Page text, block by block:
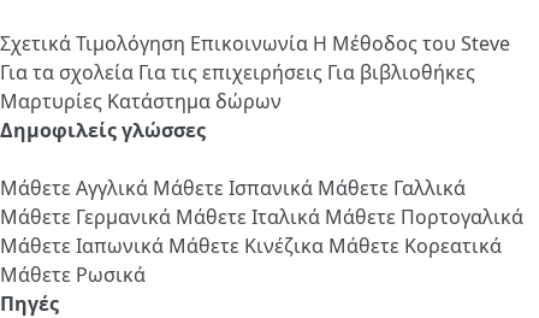
ΣχετικάΤιμολόγηση Επικοινωνία Η Μέθοδος του Steve
Για τα σχολεία Για τις επιχειρήσεις Για βιβλιοθήκες
Μαρτυρίες Κατάστημα δώρων
Δημοφιλείς γλώσσες
Μάθετε Αγγλικά Μάθετε Ισπανικά Μάθετε Γαλλικά
Μάθετε Γερμανικά Μάθετε Ιταλικά Μάθετε Πορτογαλικά
Μάθετε Ιαπωνικά Μάθετε Κινέζικα Μάθετε Κορεατικά
Μάθετε Ρωσικά
Πηγές